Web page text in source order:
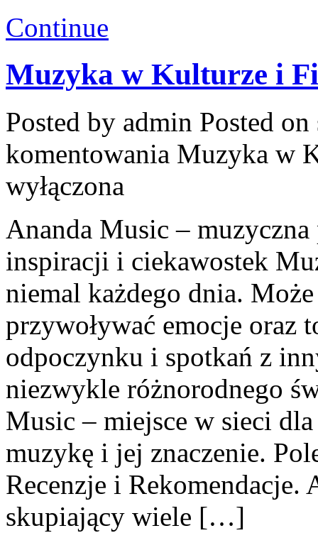
Continue
Muzyka w Kulturze i
Posted by admin Posted
komentowania Muzyka w
wyłączona
Ananda Music – muzyczna
inspiracji i ciekawostek
niemal każdego dnia.
przywoływać emocje oraz
odpoczynku i spotkań z
niezwykle różnorodnego
Music – miejsce w sieci
muzykę i jej znaczenie.
Recenzje i Rekomendacje.
skupiający wiele […]